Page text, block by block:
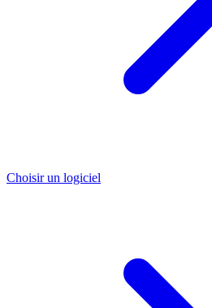
Choisir un logiciel